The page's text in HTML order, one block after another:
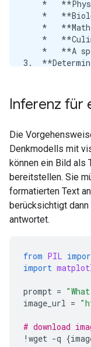
*   **Specific
*   **Density
*
*
*
*
*   **A
3.
6.  **Review
*   Start
*
*   Offer
=== Answer ===
The term
Here are the
### 1.
The
*   **H**
Inferenz für
Die
Denkmodells mit
können ein Bild als
bereitstellen. Sie
formatierten Text
berücksichtigt
antwortet.
from PIL
import
prompt =
image_url =
# download
! wget -q {